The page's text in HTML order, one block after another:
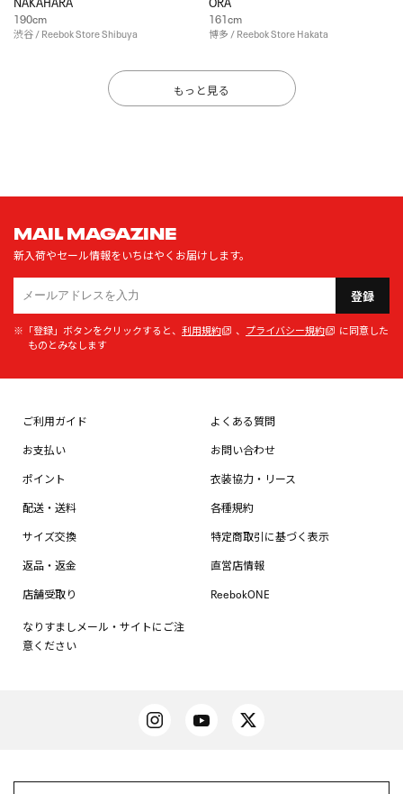
190cm
渋谷 / Reebok Store Shibuya
161cm
博多 / Reebok Store Hakata
もっと見る
MAIL MAGAZINE
新入荷やセール情報をいちはやくお届けします。
登録
※「登録」ボタンをクリックすると、 利用規約 、 プライバシー規約
に同意した
ものとみなします
ご利用ガイド
お支払い
ポイント
配送・送料
サイズ交換
返品・返金
店舗受取り
なりすましメール・サイトにご注
意ください
よくある質問
お問い合わせ
衣装協力・リース
各種規約
特定商取引に基づく表示
直営店情報
ReebokONE